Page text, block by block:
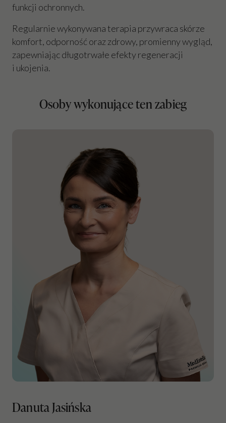
funkcji ochronnych.
Regularnie wykonywana terapia przywraca skórze
komfort, odporność oraz zdrowy, promienny wygląd,
zapewniając długotrwałe efekty regeneracji
i ukojenia.
Osoby wykonujące ten zabieg
Danuta Jasińska